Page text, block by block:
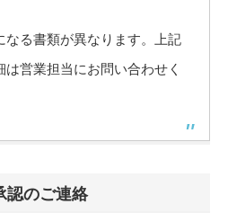
る書類が異なります。上記
営業担当にお問い合わせく
認のご連絡